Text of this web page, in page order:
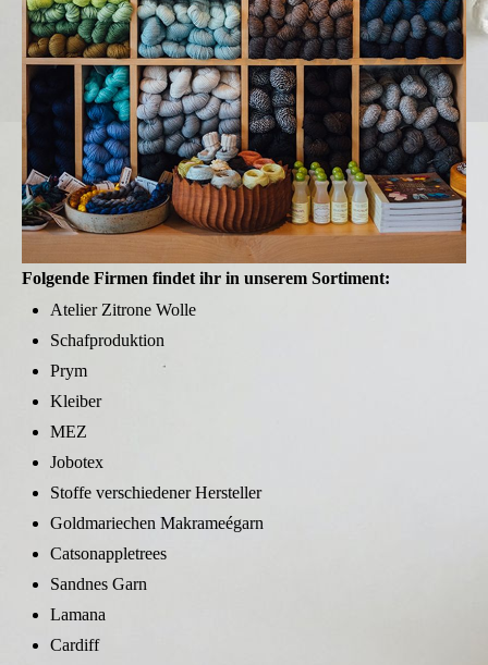
Folgende Firmen findet ihr in unserem Sortiment:
Atelier Zitrone Wolle
Schafproduktion
Prym
Kleiber
MEZ
Jobotex
Stoffe verschiedener Hersteller
Goldmariechen Makrameégarn
Catsonappletrees
Sandnes Garn
Lamana
Cardiff